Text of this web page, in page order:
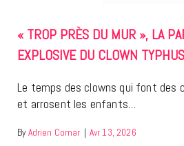
« TROP PRÈS DU MUR », LA
EXPLOSIVE DU CLOWN
Le temps des clowns qui font des
et arrosent les enfants…
By Adrien Comar | Avr 13, 2026